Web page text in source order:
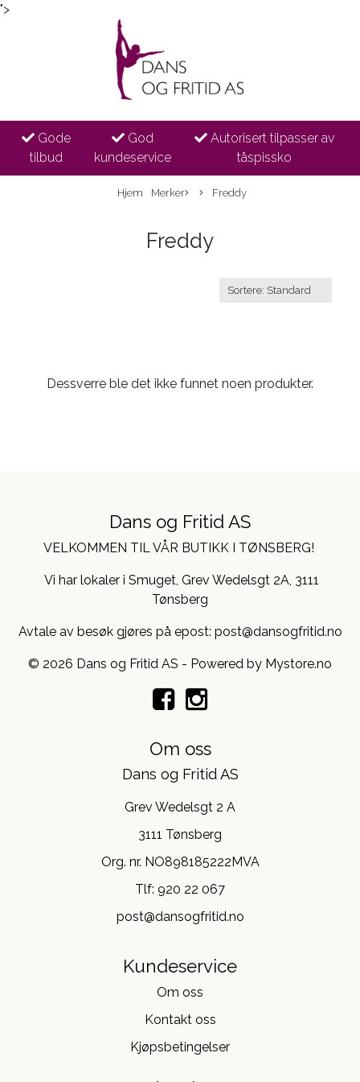
">
Gode
tilbud
God
kundeservice
Autorisert tilpasser av
tåspissko
Hjem Merker Freddy
Freddy
Dessverre ble det ikke funnet noen produkter.
Dans og Fritid AS
VELKOMMEN TIL VÅR BUTIKK I TØNSBERG!
Vi har lokaler i Smuget, Grev Wedelsgt 2A, 3111
Tønsberg
Avtale av besøk gjøres på epost: post@dansogfritid.no
© 2026 Dans og Fritid AS - Powered by Mystore.no
Om oss
Dans og Fritid AS
Grev Wedelsgt 2 A
3111 Tønsberg
Org. nr. NO898185222MVA
Tlf: 920 22 067
post@dansogfritid.no
Kundeservice
Om oss
Kontakt oss
Kjøpsbetingelser